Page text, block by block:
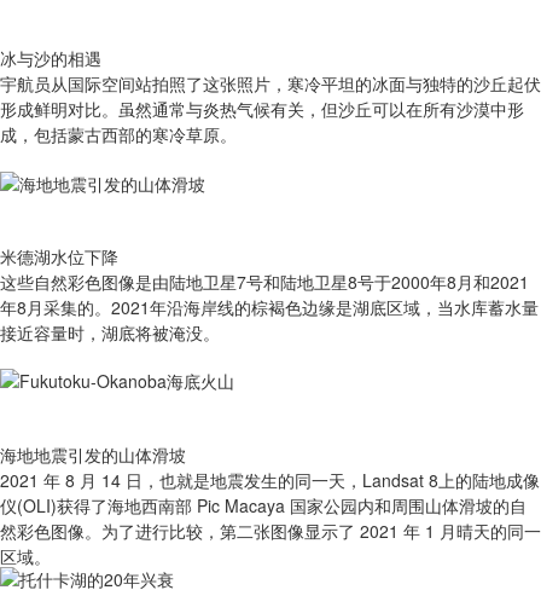
冰与沙的相遇
宇航员从国际空间站拍照了这张照片，寒冷平坦的冰面与独特的沙丘起伏
形成鲜明对比。虽然通常与炎热气候有关，但沙丘可以在所有沙漠中形
成，包括蒙古西部的寒冷草原。
米德湖水位下降
这些自然彩色图像是由陆地卫星7号和陆地卫星8号于2000年8月和2021
年8月采集的。2021年沿海岸线的棕褐色边缘是湖底区域，当水库蓄水量
接近容量时，湖底将被淹没。
海地地震引发的山体滑坡
2021 年 8 月 14 日，也就是地震发生的同一天，Landsat 8上的陆地成像
仪(OLI)获得了海地西南部 Pic Macaya 国家公园内和周围山体滑坡的自
然彩色图像。为了进行比较，第二张图像显示了 2021 年 1 月晴天的同一
区域。